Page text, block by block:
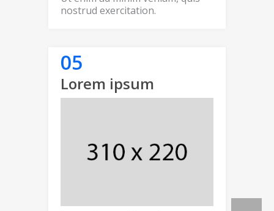
nostrud exercitation.
Lorem ipsum